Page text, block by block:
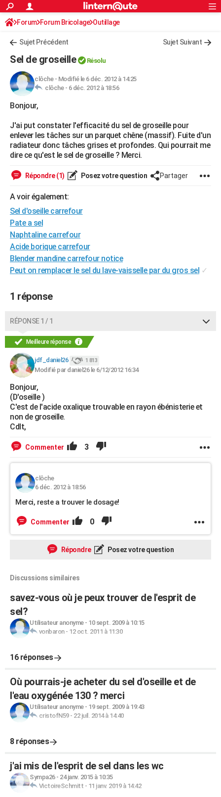
ACTUALITÉS
Politique
Société
Faits Divers
Education
Monde
Villes
+
FINANCE
Retraite
Impôts
Epargne
Immobilier
Risques naturels par ville
Banque
Assurance
Crédit
AUTO
Essais
Réserver un essai
Citadines
Berlines
SUV
Forum auto
+HIGH-TECH
Mobiles
Meilleur smartphone
Internet
Ordinateurs
Jeux vidéo
Guide high-tech
+BRICOLAGE
Forum
Aménagement intérieur
Extérieur
Cuisine
Salle de bains
Jardinage
Rangement
WEEK-END
Guides de France
Escapades
Patrimoine
Expositions
Musées
Week-end nature
LIFESTYLE
SANTE
Alimentation
Guide de la santé
Maladies
Médicaments
Sommeil
VOYAGE
Destinations
City break
Voyage nature
Voyage de noces
Forum
Climat
+PHOTO
GUIDES D'ACHAT
BONS PLANS
CARTE DE VOEUX
COPAINS D'AVANT
S'inscrire
Se connecter
Lycées
Collèges
Primaires
Universités
Entreprises
Service militaire
Avis de recherche
AVIS DE DÉCÈS
FORUM
Bricolage
Lifestyle
Culture
Sport
Auto
Television
Voyage
Cinema
S'inscrire
Connexion
Forum Forum Bricolage Outillage
Sujet Précédent Sujet Suivant
Sel de groseille Résolu
clôche- Modifié le 6 déc. 2012 à 14:25
clôche - 6 déc. 2012 à 18:56
Bonjour,
J'ai put constater l'efficacité du sel de groseille pour
enlever les tâches sur un parquet chêne (massif). Fuite d'un
radiateur donc tâches grises et profondes. Qui pourrait me
dire ce qu'est le sel de groseille ? Merci.
Répondre (1) Posez votre question Partager
A voir également:
Sel d'oseille carrefour
Pate a sel
Naphtaline carrefour
Acide borique carrefour
Blender mandine carrefour notice
Peut on remplacer le sel du lave-vaisselle par du gros sel ✓
1 réponse
RÉPONSE 1 / 1
Meilleure réponse
jdf_daniel26 1 813
Modifié par daniel26 le 6/12/2012 16:34
Bonjour,
(D'oseille )
C'est de l'acide oxalique trouvable en rayon ébénisterie et
non de groseille.
Cdlt,
Commenter 3
clôche
6 déc. 2012 à 18:56
Merci, reste a trouver le dosage!
Commenter 0
Répondre Posez votre question
Discussions similaires
savez-vous où je peux trouver de l'esprit de
sel?
Utilisateur anonyme- 10 sept. 2009 à 10:15
vonbaron- 12 oct. 2011 à 11:30
16 réponses
Où pourrais-je acheter du sel d'oseille et de
l'eau oxygénée 130 ? merci
Utilisateur anonyme- 19 sept. 2009 à 19:43
cristofN59- 22 juil. 2014 à 14:40
8 réponses
j'ai mis de l'esprit de sel dans les wc
Sympa26- 24 janv. 2015 à 10:35
VictoireSchmitt - 11 janv. 2019 à 14:42